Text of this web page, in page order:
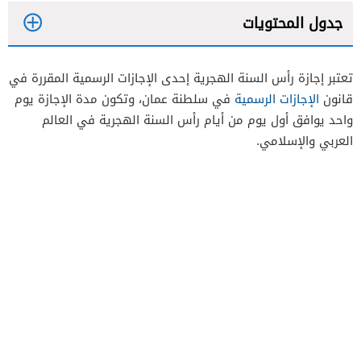
جدول المحتويات
2
تعتبر إجازة رأس السنة الهجرية إحدى الإجازات الرسمية المقررة في
قانون الإجازات الرسمية في سلطنة عمان، وتكون مدة الإجازة يوم
واحد يوافق أول يوم من أيام رأس السنة الهجرية في العالم
العربي والإسلامي.